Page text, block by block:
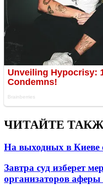
ЧИТАЙТЕ
На выходных в Киеве
Завтра суд изберет
организаторов